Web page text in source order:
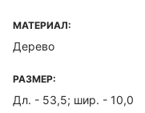
МАТЕРИАЛ:
Дерево
РАЗМЕР:
Дл. - 53,5; шир. - 10,0